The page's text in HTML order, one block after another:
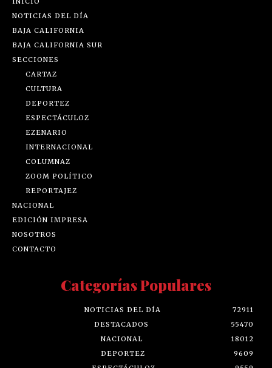
NOTICIAS DEL DÍA
BAJA CALIFORNIA
BAJA CALIFORNIA SUR
SECCIONES
CARTAZ
CULTURA
DEPORTEZ
ESPECTÁCULOZ
EZENARIO
INTERNACIONAL
COLUMNAZ
ZOOM POLÍTICO
REPORTAJEZ
NACIONAL
EDICIÓN IMPRESA
NOSOTROS
CONTACTO
Categorías Populares
NOTICIAS DEL DÍA
72911
DESTACADOS
55470
NACIONAL
18012
DEPORTEZ
9609